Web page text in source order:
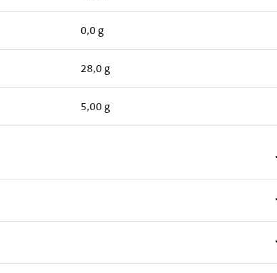
0,0 g
28,0 g
5,00 g